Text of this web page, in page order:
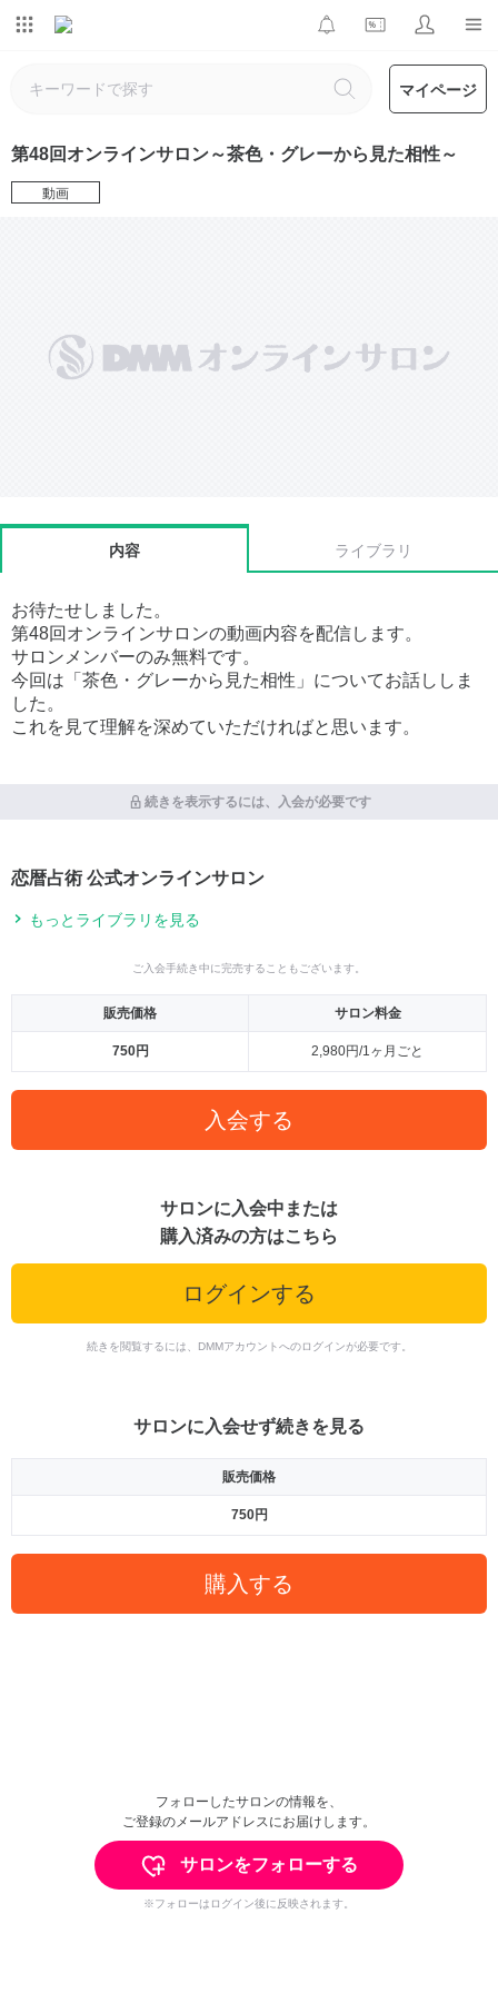
マイページ
第48回オンラインサロン～茶色・グレーから見た相性～
動画
内容 ライブラリ
お待たせしました。
第48回オンラインサロンの動画内容を配信します。
サロンメンバーのみ無料です。
今回は「茶色・グレーから見た相性」についてお話ししま
した。
これを見て理解を深めていただければと思います。
続きを表示するには、入会が必要です
恋暦占術 公式オンラインサロン
もっとライブラリを見る
ご入会手続き中に完売することもございます。
販売価格 サロン料金
750円 2,980円/1ヶ月ごと
入会する
サロンに入会中または
購入済みの方はこちら
ログインする
続きを閲覧するには、DMMアカウントへのログインが必要です。
サロンに入会せず続きを見る
販売価格
750円
購入する
フォローしたサロンの情報を、
ご登録のメールアドレスにお届けします。
サロンをフォローする
※フォローはログイン後に反映されます。